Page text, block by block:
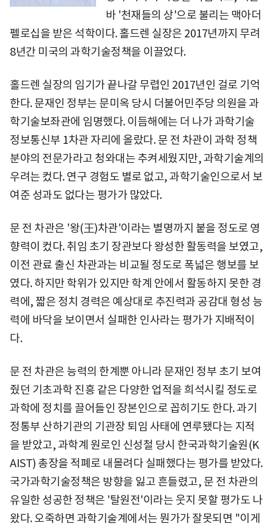
바 '천재들의 상'으로 불리는 맥아더
펠로십을 받은 석학이다. 홀드렌 실장은 2017년까지 무려
8년간 미국의 과학기술정책을 이끌었다.
홀드렌 실장의 임기가 끝나갈 무렵인 2017년인 걸로 기억
한다. 문재인 정부는 문미옥 당시 더불어민주당 의원을 과
학기술보좌관에 임명했다. 이듬해에는 더 나가 과학기술
정보통신부 1차관 자리에 올랐다. 문 전 차관이 과학 정책
분야의 전문가라고 청와대는 추켜세웠지만, 과학기술계의
우려는 컸다. 연구 경험도 별로 없고, 과학기술인으로서 보
여준 성과도 없다는 평가가 많았다.
문 전 차관은 '왕(王)차관'이라는 별명까지 붙을 정도로 영
향력이 컸다. 취임 초기 장관보다 왕성한 활동력을 보였고,
이전 관료 출신 차관과는 비교될 정도로 폭넓은 행보를 보
였다. 하지만 학위가 있지만 학계 안에서 활동하지 못한 경
력에, 짧은 정치 경력은 예상대로 추진력과 공감대 형성 능
력에 바닥을 보이면서 실패한 인사라는 평가가 지배적이
다.
문 전 차관은 능력의 한계뿐 아니라 문재인 정부 초기 보여
줬던 기초과학 진흥 같은 다양한 업적을 희석시킬 정도로
과학에 정치를 끌어들인 장본인으로 꼽히기도 한다. 과기
정통부 산하기관의 기관장 퇴임 사태에 연루됐다는 지적
을 받았고, 과학계 원로인 신성철 당시 한국과학기술원(K
AIST) 총장을 적폐로 내몰려다 실패했다는 평가를 받았다.
국가과학기술정책은 방향을 잃고 흔들렸고, 문 전 차관의
유일한 성공한 정책은 '탈원전'이라는 웃지 못할 평가도 나
왔다. 오죽하면 과학기술계에서는 뭔가가 잘못되면 "이게